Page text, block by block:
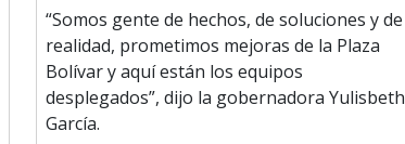
“Somos gente de hechos, de soluciones y de
realidad, prometimos mejoras de la Plaza
Bolívar y aquí están los equipos
desplegados”, dijo la gobernadora Yulisbeth
García.